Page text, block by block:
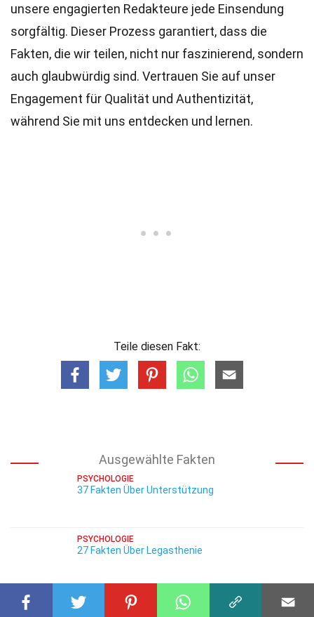
unsere engagierten Redakteure jede Einsendung
sorgfältig. Dieser Prozess garantiert, dass die
Fakten, die wir teilen, nicht nur faszinierend, sondern
auch glaubwürdig sind. Vertrauen Sie auf unser
Engagement für Qualität und Authentizität,
während Sie mit uns entdecken und lernen.
Teile diesen Fakt:
Ausgewählte Fakten
PSYCHOLOGIE
37 Fakten Über Unterstützung
PSYCHOLOGIE
27 Fakten Über Legasthenie
PSYCHOLOGIE
25 Fakten Über Psychose